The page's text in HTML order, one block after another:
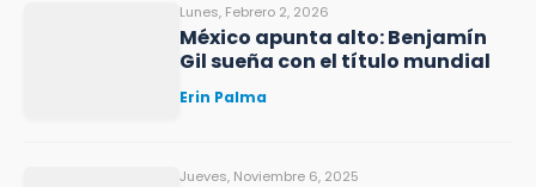
Lunes, Febrero 2, 2026
México apunta alto: Benjamín
Gil sueña con el título mundial
Erin Palma
Jueves, Noviembre 6, 2025